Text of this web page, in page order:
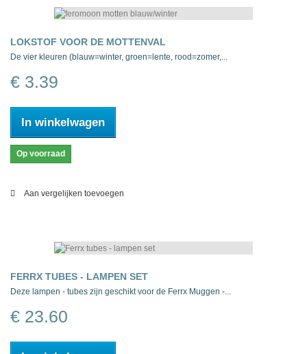
LOKSTOF VOOR DE MOTTENVAL
De vier kleuren (blauw=winter, groen=lente, rood=zomer,...
€ 3.39
In winkelwagen
Op voorraad
Aan vergelijken toevoegen
FERRX TUBES - LAMPEN SET
Deze lampen - tubes zijn geschikt voor de Ferrx Muggen -...
€ 23.60